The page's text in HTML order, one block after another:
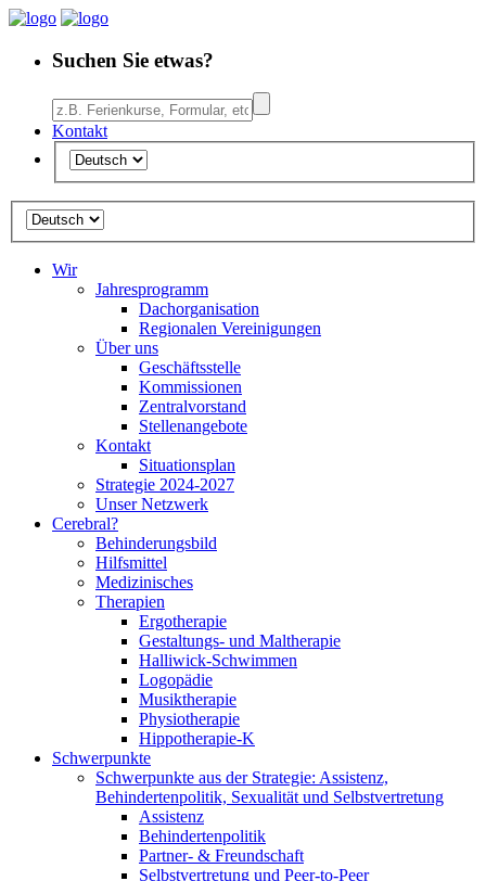
Suchen Sie etwas?
Kontakt
Wir
Jahresprogramm
Dachorganisation
Regionalen Vereinigungen
Über uns
Geschäftsstelle
Kommissionen
Zentralvorstand
Stellenangebote
Kontakt
Situationsplan
Strategie 2024-2027
Unser Netzwerk
Cerebral?
Behinderungsbild
Hilfsmittel
Medizinisches
Therapien
Ergotherapie
Gestaltungs- und Maltherapie
Halliwick-Schwimmen
Logopädie
Musiktherapie
Physiotherapie
Hippotherapie-K
Schwerpunkte
Schwerpunkte aus der Strategie: Assistenz,
Behindertenpolitik, Sexualität und Selbstvertretung
Assistenz
Behindertenpolitik
Partner- & Freundschaft
Selbstvertretung und Peer-to-Peer